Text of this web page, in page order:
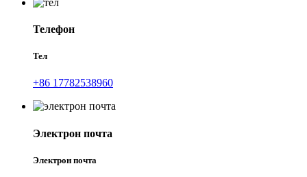
Телефон
Тел
+86 17782538960
Электрон почта
Электрон почта